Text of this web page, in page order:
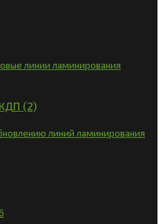
линии ламинирования
линий ламинирования